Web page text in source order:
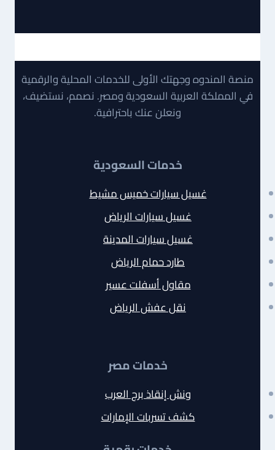
منصة المندوه وجهتك الأولى للخدمات المحلية والرقمية
في المملكة العربية السعودية ومصر. نصمم، نستضيف،
ونعلن عنك باحترافية.
خدمات السعودية
غسيل سيارات خميس مشيط
غسيل سيارات الرياض
غسيل سيارات المدينة
طارد حمام الرياض
مقاول أسفلت عسير
نقل عفش الرياض
خدمات مصر
ونش إنقاذ برج العرب
كشف تسربات الإمارات